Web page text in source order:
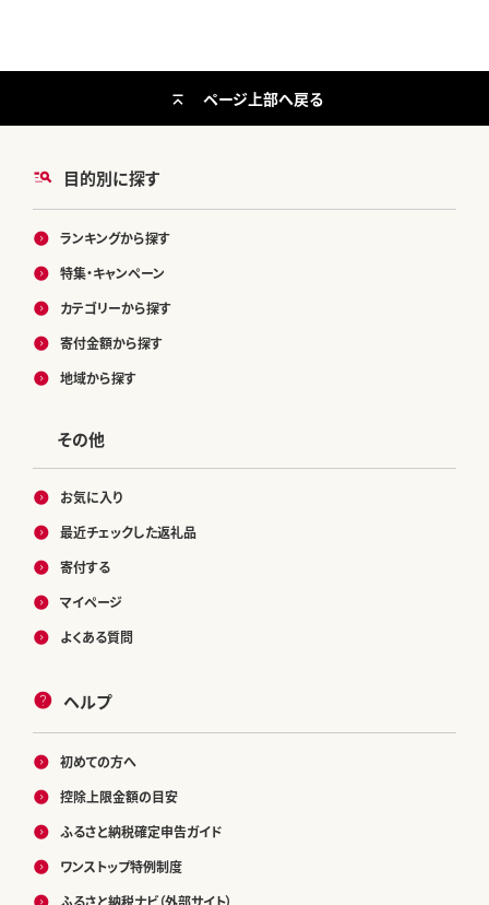
目的別に探す
ランキングから探す
特集・キャンペーン
カテゴリーから探す
寄付金額から探す
地域から探す
その他
お気に入り
最近チェックした返礼品
寄付する
マイページ
よくある質問
ヘルプ
初めての方へ
控除上限金額の目安
ふるさと納税確定申告ガイド
ワンストップ特例制度
ページ上部へ戻る